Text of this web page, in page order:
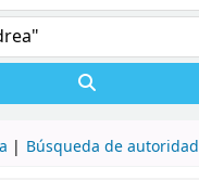
Búsqueda de autoridad